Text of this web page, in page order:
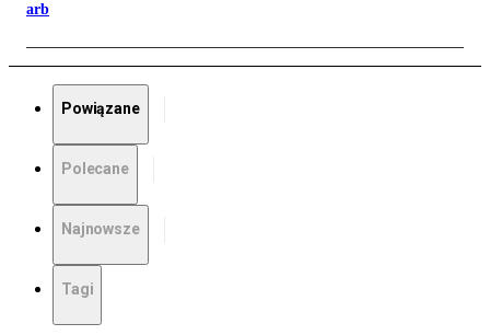
arb
Powiązane
Polecane
Najnowsze
Tagi